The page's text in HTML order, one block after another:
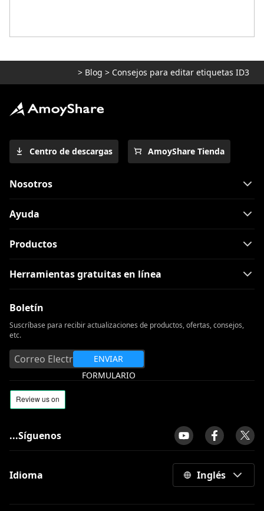
> Blog > Consejos para editar etiquetas ID3
Centro de descargas AmoyShare Tienda
Nosotros
Ayuda
Productos
Herramientas gratuitas en línea
Boletín
Suscríbase para recibir actualizaciones de productos, ofertas, consejos,
etc.
ENVIAR
FORMULARIO
...Síguenos
Idioma Inglés